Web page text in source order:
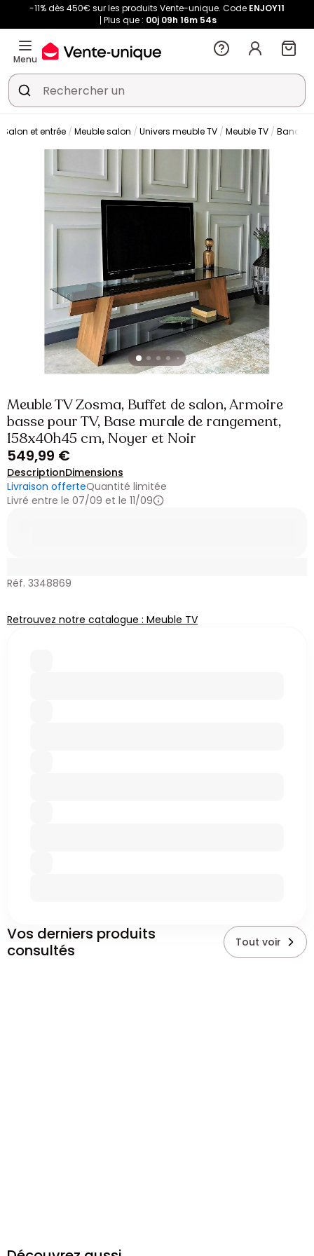
-11% dès 450€ sur les produits Vente-unique. Code ENJOY11
Plus que : 00j 09h 16m 53s
Menu
Salon et entrée Meuble salon Univers meuble TV Meuble TV Banc TV
Meuble TV Zosma, Buffet de salon, Armoire
basse pour TV, Base murale de rangement,
158x40h45 cm, Noyer et Noir
549,99 €
DescriptionDimensions
Livraison offerteQuantité limitée
Livré entre le 07/09 et le 11/09
Réf. 3348869
Retrouvez notre catalogue : Meuble TV
Vos derniers produits
consultés
Tout voir